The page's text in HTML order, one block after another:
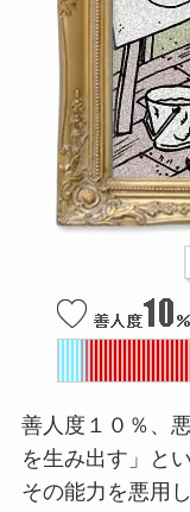
善人度１０％、
を生み出す」と
その能力を悪用